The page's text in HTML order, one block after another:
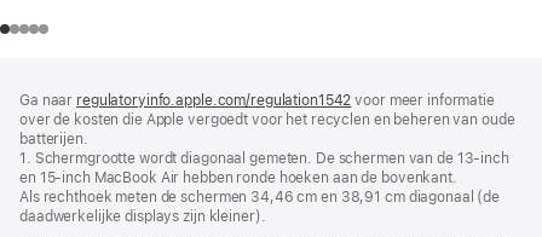
Ga naar regulatoryinfo.apple.com/regulation1542 (wordt
in
venster
geopend)
voor meer informatie
over de kosten die Apple vergoedt voor het recyclen en beheren van oude
batterijen.
1. Schermgrootte wordt diagonaal gemeten. De schermen van de 13‑inch
en 15‑inch MacBook Air hebben ronde hoeken aan de bovenkant.
Als rechthoek meten de schermen 34,46 cm en 38,91 cm diagonaal (de
daadwerkelijke displays zijn kleiner).